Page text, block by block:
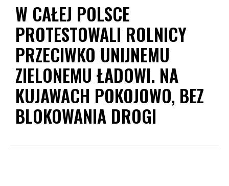
W CAŁEJ POLSCE
PROTESTOWALI ROLNICY
PRZECIWKO UNIJNEMU
ZIELONEMU ŁADOWI. NA
KUJAWACH POKOJOWO, BEZ
BLOKOWANIA DROGI